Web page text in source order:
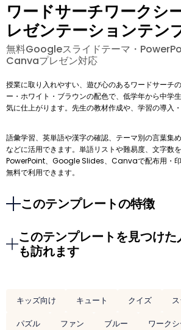
ワードサーチワークシ
レゼンテーションテン
無料Googleスライドテーマ・
Canvaプレゼン対応
授業に取り入れやすい、遊び心のあるワードサーチ
ー・ホワイト・ブラウンの配色で、低学年から中学
気に仕上がります。先生の教材作成や、学習の導入
語彙学習、英単語や漢字の確認、テーマ別の言葉集
などに活用できます。単語リストや難易度、文字数
PowerPoint、Google Slides、Canvaで配布用・印
無料で利用できます。
このテンプレートの特徴
このテンプレートを見つけた
も訪れます
キッズ向け キュート クイズ
パズル
ファン ブルー ワークシ